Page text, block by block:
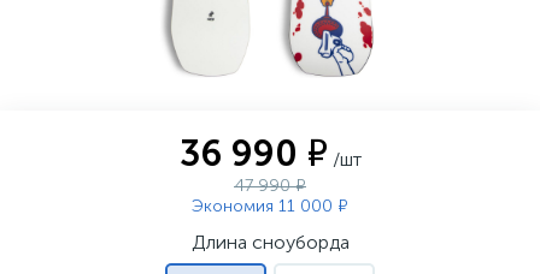
36 990 ₽ /шт
47 990 ₽
Экономия 11 000 ₽
Длина сноуборда